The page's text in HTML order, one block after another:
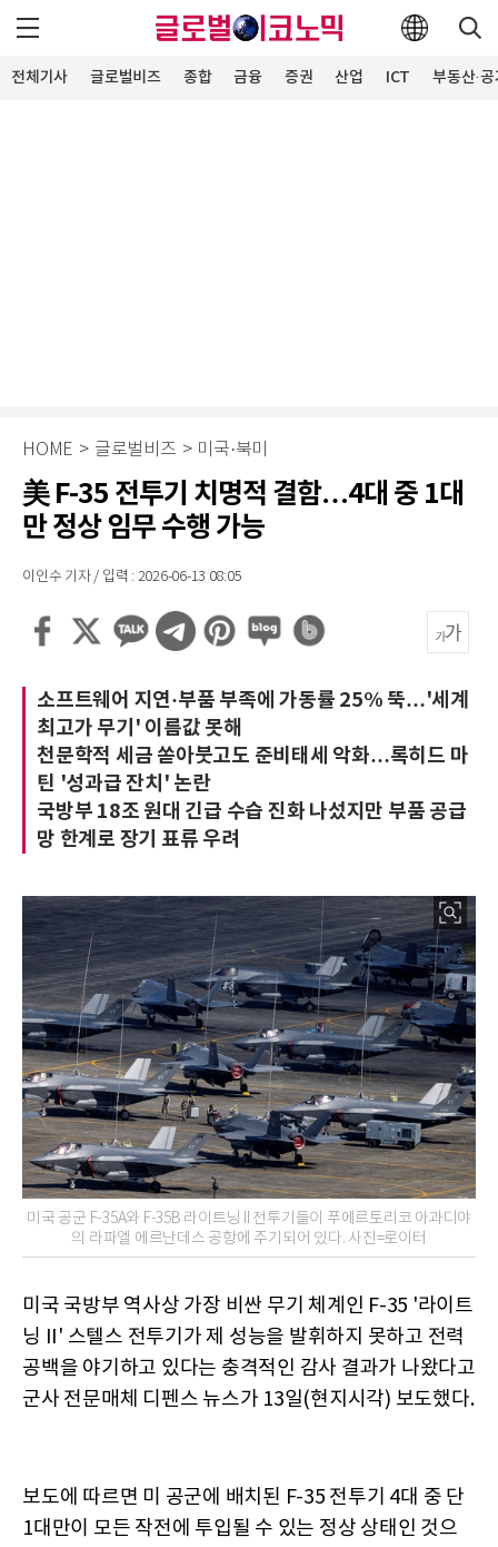
전체기사 글로벌비즈 종합 금융 증권 산업 ICT 부동산·
HOME > 글로벌비즈 > 미국·북미
美 F-35 전투기 치명적 결함…4대 중 1대
만 정상 임무 수행 가능
이인수 기자 / 입력 : 2026-06-13 08:05
소프트웨어 지연·부품 부족에 가동률 25% 뚝…'세계
최고가 무기' 이름값 못해
천문학적 세금 쏟아붓고도 준비태세 악화…록히드 마
틴 '성과급 잔치' 논란
국방부 18조 원대 긴급 수습 진화 나섰지만 부품 공급
망 한계로 장기 표류 우려
미국 공군 F-35A와 F-35B 라이트닝 II 전투기들이 푸에르토리코 아과디야
의 라파엘 에르난데스 공항에 주기되어 있다. 사진=로이터
미국 국방부 역사상 가장 비싼 무기 체계인 F-35 '라이트
닝 II' 스텔스 전투기가 제 성능을 발휘하지 못하고 전력
공백을 야기하고 있다는 충격적인 감사 결과가 나왔다고
군사 전문매체 디펜스 뉴스가 13일(현지시각) 보도했다.
보도에 따르면 미 공군에 배치된 F-35 전투기 4대 중 단
1대만이 모든 작전에 투입될 수 있는 정상 상태인 것으